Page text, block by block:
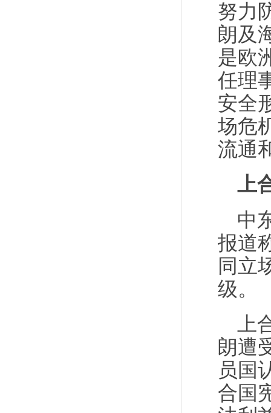
努力
朗及
是欧
任理
安全
场危
流通
上
中
报道
同立
级。
朗遭
员国
合国